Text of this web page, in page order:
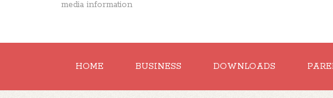
media information
HOME BUSINESS DOWNLOADS